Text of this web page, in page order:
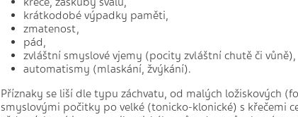
krátkodobé výpadky paměti,
zmatenost,
pád,
zvláštní smyslové vjemy (pocity zvláštní chutě či vůně),
automatismy (mlaskání, žvýkání).
Příznaky se liší dle typu záchvatu, od malých ložiskových
smyslovými počitky po velké (tonicko-klonické) s křečemi